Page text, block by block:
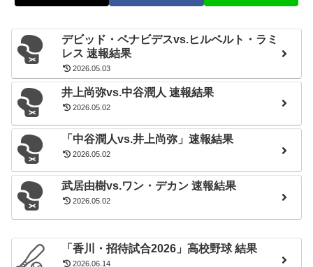
デビッド・ベナビデスvs.ヒルベルト・ラミ
レス 速報結果
2026.05.03
井上尚弥vs.中谷潤人 速報結果
2026.05.02
「中谷潤人vs.井上尚弥」速報結果
2026.05.02
武居由樹vs.ワン・デカン 速報結果
2026.05.02
「香川・招待試合2026」高校野球 結果
2026.06.14